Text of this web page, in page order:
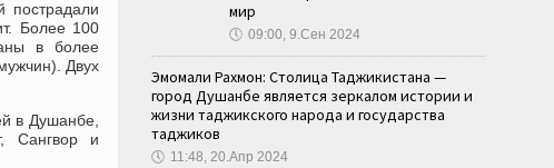
пострадали
Более 100
в более
Двух
в Душанбе,
Сангвор и
мир
🕔 09:00, 9.Сен 2024
Эмомали Рахмон: Столица Таджикистана —
город Душанбе является зеркалом истории и
жизни таджикского народа и государства
таджиков
🕔 11:48, 20.Апр 2024